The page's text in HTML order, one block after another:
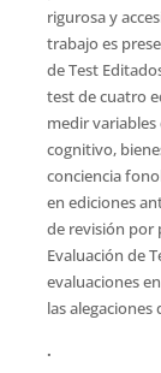
rigurosa y
trabajo es
de Test
test de cuatro
medir
cognitivo,
conciencia
en ediciones
de revisión por
Evaluación de
evaluaciones
las
.